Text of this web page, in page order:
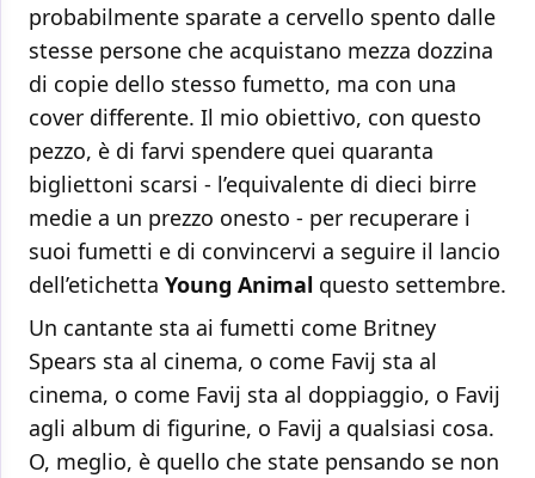
probabilmente sparate a cervello spento dalle
stesse persone che acquistano mezza dozzina
di copie dello stesso fumetto, ma con una
cover differente. Il mio obiettivo, con questo
pezzo, è di farvi spendere quei quaranta
bigliettoni scarsi - l’equivalente di dieci birre
medie a un prezzo onesto - per recuperare i
suoi fumetti e di convincervi a seguire il lancio
dell’etichetta Young Animal questo settembre.
Un cantante sta ai fumetti come Britney
Spears sta al cinema, o come Favij sta al
cinema, o come Favij sta al doppiaggio, o Favij
agli album di figurine, o Favij a qualsiasi cosa.
O, meglio, è quello che state pensando se non